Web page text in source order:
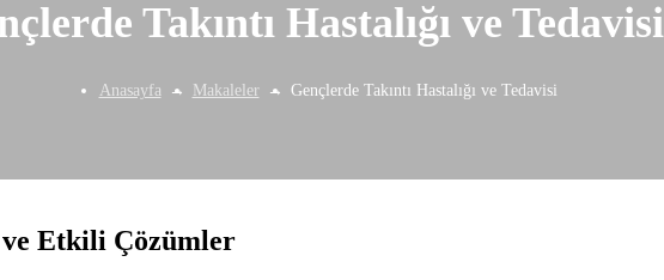
Takıntı Hastalığı ve Tedavisi
Anasayfa Makaleler Gençlerde Takıntı Hastalığı ve Tedavisi
Etkili Çözümler